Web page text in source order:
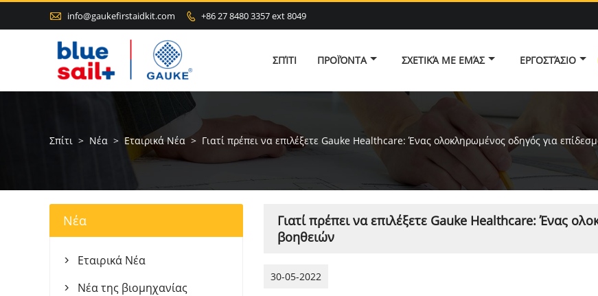
 info@gaukefirstaidkit.com  +86 27 8480 3357 ext 8049
ΣΠΊΤΙ ΠΡΟΪΌΝΤΑ ΣΧΕΤΙΚΆ ΜΕ ΕΜΆΣ ΕΡΓΟΣΤΆΣΙΟ
Σπίτι > Νέα > Εταιρικά Νέα > Γιατί πρέπει να επιλέξετε Gauke Healthcare: Ένας ολοκληρωμένος οδηγός για
Γιατί πρέπει να επιλέξετε Gauke Healthcare: Ένας
βοηθειών
30-05-2022
Νέα
 Εταιρικά Νέα
 Νέα της βιομηχανίας